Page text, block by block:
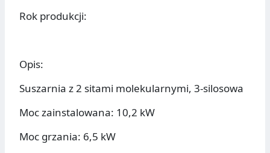
Rok produkcji:
Opis:
Suszarnia z 2 sitami molekularnymi, 3-silosowa
Moc zainstalowana: 10,2 kW
Moc grzania: 6,5 kW